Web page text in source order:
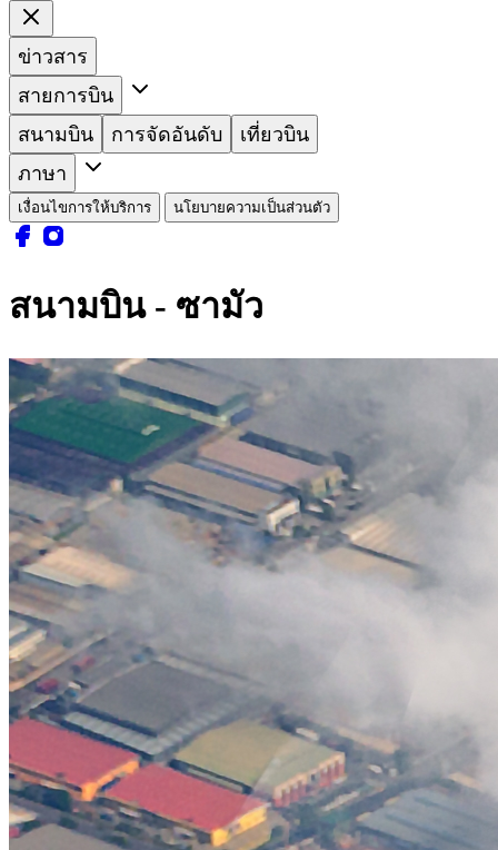
ข่าวสาร
สายการบิน
สนามบิน
การจัดอันดับ
เที่ยวบิน
ภาษา
เงื่อนไขการให้บริการ นโยบายความเป็นส่วนตัว
สนามบิน - ซามัว